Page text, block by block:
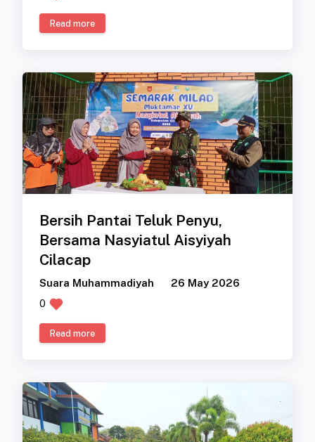
Read more
Bersih Pantai Teluk Penyu,
Bersama Nasyiatul Aisyiyah
Cilacap
Suara Muhammadiyah
26 May 2026
0
Read more